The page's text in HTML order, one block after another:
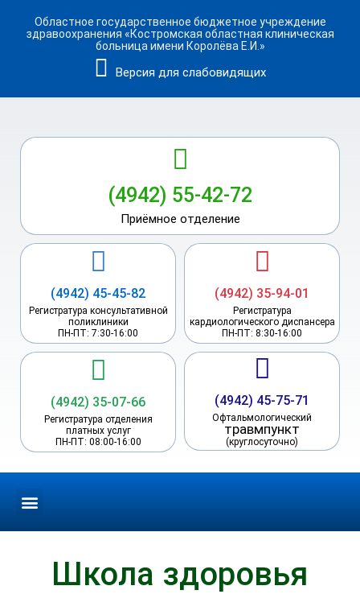
Областное государственное бюджетное учреждение
здравоохранения «Костромская областная клиническая
больница имени Королёва Е.И.»
Версия для слабовидящих
(4942) 55-42-72
Приёмное отделение
(4942) 45-45-82
Регистратура консультативной
поликлиники
ПН-ПТ: 7:30-16:00
(4942) 35-94-01
Регистратура
кардиологического диспансера
ПН-ПТ: 8:30-16:00
(4942) 35-07-66
Регистратура отделения
платных услуг
ПН-ПТ: 08:00-16:00
(4942) 45-75-71
Офтальмологический
травмпункт
(круглосуточно)
Школа здоровья